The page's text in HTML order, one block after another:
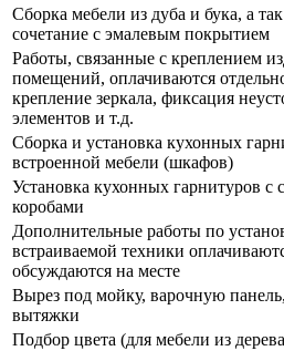
Сборка мебели из дуба и бука, а
сочетание с эмалевым покрытием
Работы, связанные с креплением
помещений, оплачиваются
крепление зеркала, фиксация
элементов и т.д.
Сборка и установка кухонных
встроенной мебели (шкафов)
Установка кухонных гарнитуров с
коробами
Дополнительные работы по
встраиваемой техники
обсуждаются на месте
Вырез под мойку, варочную
вытяжки
Подбор цвета (для мебели из